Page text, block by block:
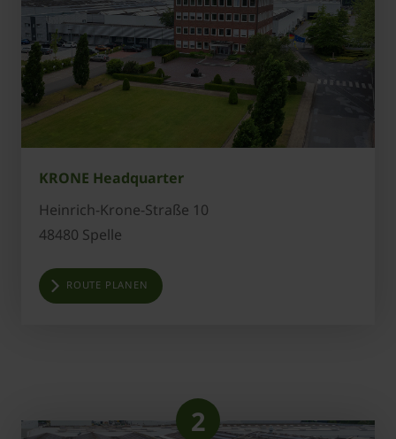
KRONE Headquarter
Heinrich-Krone-Straße 10
48480 Spelle
ROUTE PLANEN
2